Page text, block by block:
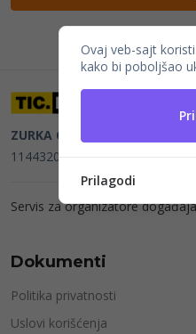
ZURKA CE BITI DOO
114432064, MB 22023195,
Servis za organizatore
Dokumenti
Politika privatnosti
Uslovi korišćenja
Ovaj veb-sajt
kako bi poboljšao
Prilagodi